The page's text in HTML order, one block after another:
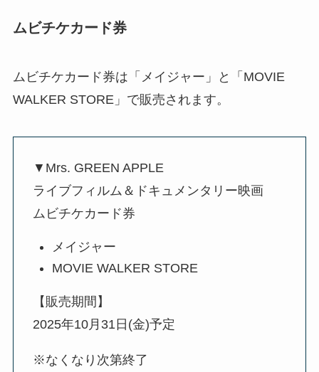
ムビチケカード券
ムビチケカード券は「メイジャー」と「MOVIE
WALKER STORE」で販売されます。
▼Mrs. GREEN APPLE
ライブフィルム＆ドキュメンタリー映画
ムビチケカード券
メイジャー
MOVIE WALKER STORE
【販売期間】
2025年10月31日(金)予定
※なくなり次第終了